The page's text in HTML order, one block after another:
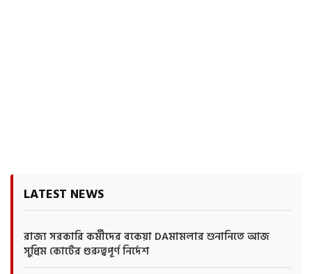
LATEST NEWS
রাজ্য সরকারি কর্মীদের বকেয়া DAমামলার শুনানিতে আজ
সুপ্রিম কোর্টের গুরুত্বপূর্ণ নির্দেশ